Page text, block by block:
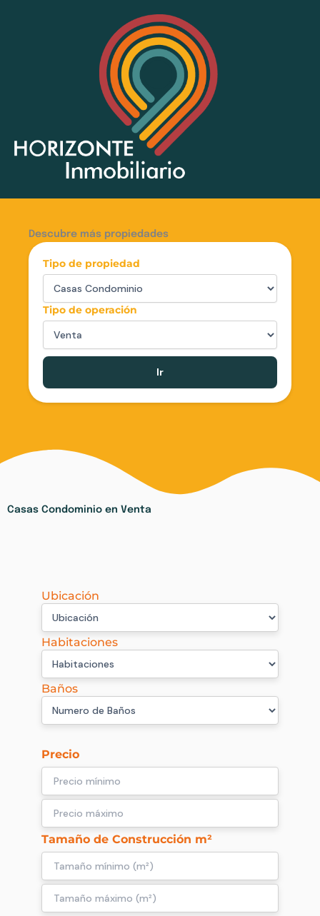
Descubre más propiedades
Tipo de propiedad
Tipo de operación
Ir
Casas Condominio en Venta
Ubicación
Habitaciones
Baños
Precio
Tamaño de Construcción m²